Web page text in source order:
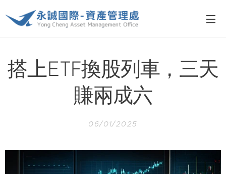
搭上ETF換股列車，三天
賺兩成六
06/01/2025